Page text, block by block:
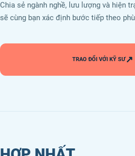
Chia sẻ ngành nghề, lưu lượng và hiện
sẽ cùng bạn xác định bước tiếp theo
TRAO ĐỔI VỚI KỸ SƯ↗